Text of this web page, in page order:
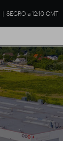
SEGRO a 12:10 GMT